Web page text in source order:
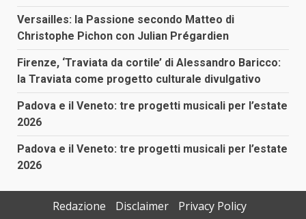
Versailles: la Passione secondo Matteo di
Christophe Pichon con Julian Prégardien
Firenze, ‘Traviata da cortile’ di Alessandro Baricco:
la Traviata come progetto culturale divulgativo
Padova e il Veneto: tre progetti musicali per l’estate
2026
Padova e il Veneto: tre progetti musicali per l’estate
2026
Redazione Disclaimer Privacy Policy